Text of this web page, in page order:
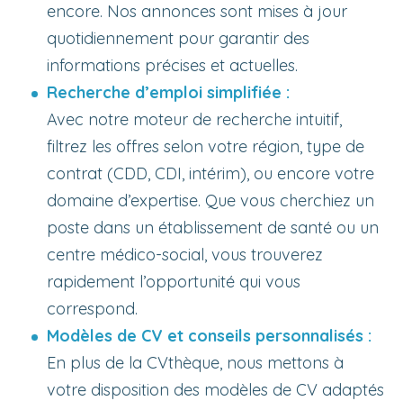
encore. Nos annonces sont mises à jour
quotidiennement pour garantir des
informations précises et actuelles.
Recherche d’emploi simplifiée :
Avec notre moteur de recherche intuitif,
filtrez les offres selon votre région, type de
contrat (CDD, CDI, intérim), ou encore votre
domaine d’expertise. Que vous cherchiez un
poste dans un établissement de santé ou un
centre médico-social, vous trouverez
rapidement l’opportunité qui vous
correspond.
Modèles de CV et conseils personnalisés :
En plus de la CVthèque, nous mettons à
votre disposition des modèles de CV adaptés